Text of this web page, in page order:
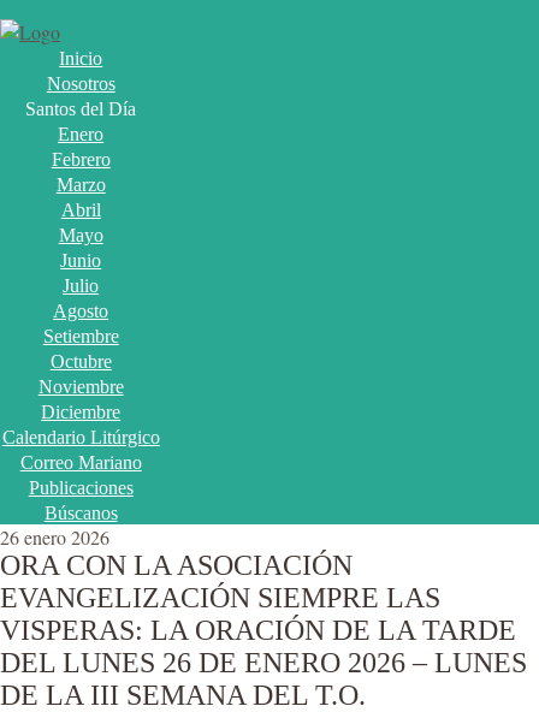
Inicio
Nosotros
Santos del Día
Enero
Febrero
Marzo
Abril
Mayo
Junio
Julio
Agosto
Setiembre
Octubre
Noviembre
Diciembre
Calendario Litúrgico
Correo Mariano
Publicaciones
Búscanos
26 enero 2026
ORA CON LA ASOCIACIÓN
EVANGELIZACIÓN SIEMPRE LAS
VISPERAS: LA ORACIÓN DE LA TARDE
DEL LUNES 26 DE ENERO 2026 – LUNES
DE LA III SEMANA DEL T.O.